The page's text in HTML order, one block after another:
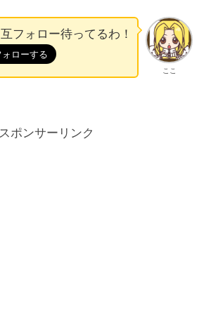
ここ
フォロー待ってるわ！
スポンサーリンク